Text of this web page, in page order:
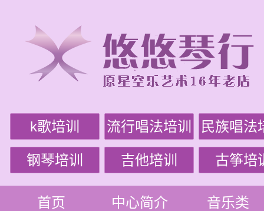
k歌培训 流行唱法培训 民族唱法
钢琴培训 吉他培训 古筝培
首页 中心简介 音乐类